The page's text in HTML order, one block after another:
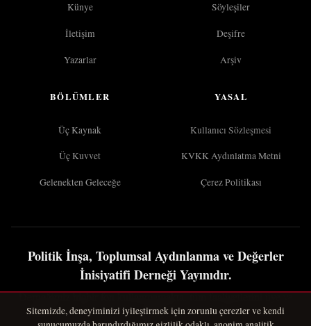
Sitemizde, deneyiminizi iyileştirmek için zorunlu çerezler ve kendi
Künye
İletişim
Yazarlar
Söyleşiler
Deşifre
Arşiv
BÖLÜMLER
Üç Kaynak
Üç Kuvvet
Gelenekten Geleceğe
YASAL
Kullanıcı Sözleşmesi
KVKK Aydınlatma Metni
Çerez Politikası
Politik İnşa, Toplumsal Aydınlanma ve Değerler
İnisiyatifi Derneği Yayınıdır.
Derneğimiz hiçbir fon kullanmamakta, tüm faaliyetlerini üye ve
gönüllülerin kendi çaba ve emekleriyle, aidat ve bağış katkılarıyla